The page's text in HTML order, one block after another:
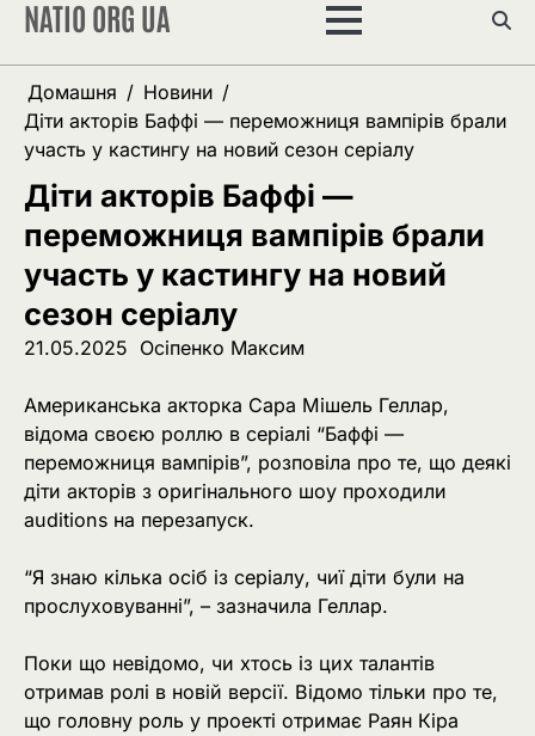
Перейти
вмісту
NATIO ORG UA
Домашня
Новини
Діти акторів Баффі — переможниця вампірів брали
участь у кастингу на новий сезон серіалу
Діти акторів Баффі —
переможниця вампірів брали
участь у кастингу на новий
сезон серіалу
21.05.2025 Осіпенко Максим
Американська акторка Сара Мішель Геллар,
відома своєю роллю в серіалі “Баффі —
переможниця вампірів”, розповіла про те, що деякі
діти акторів з оригінального шоу проходили
auditions на перезапуск.
“Я знаю кілька осіб із серіалу, чиї діти були на
прослуховуванні”, – зазначила Геллар.
Поки що невідомо, чи хтось із цих талантів
отримав ролі в новій версії. Відомо тільки про те,
що головну роль у проекті отримає Раян Кіра